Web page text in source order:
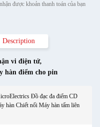
được khoản thanh toán của bạn
Description
vi điện tử,
hàn điểm cho pin
Đồ đạc đa điểm CD
hàn Chiết nối Máy hàn tấm liên